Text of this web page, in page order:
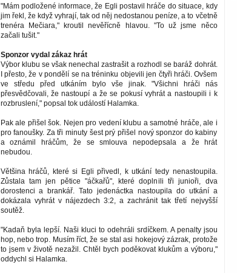
"Mám podložené informace, že Egli postavil hráče do situace, kdy
jim řekl, že když vyhrají, tak od něj nedostanou peníze, a to včetně
trenéra Mečiara," kroutil nevěřícně hlavou. "To už jsme něco
začali tušit."
Sponzor vydal zákaz hrát
Výbor klubu se však nenechal zastrašit a rozhodl se baráž dohrát.
I přesto, že v pondělí se na tréninku objevili jen čtyři hráči. Ovšem
ve středu před utkáním bylo vše jinak. "Všichni hráči nás
přesvědčovali, že nastoupí a že se pokusí vyhrát a nastoupili i k
rozbruslení," popsal tok událostí Halamka.
Pak ale přišel šok. Nejen pro vedení klubu a samotné hráče, ale i
pro fanoušky. Za tři minuty šest prý přišel nový sponzor do kabiny
a oznámil hráčům, že se smlouva nepodepsala a že hrát
nebudou.
Většina hráčů, které si Egli přivedl, k utkání tedy nenastoupila.
Zůstala tam jen pětice "áčkařů", které doplnili tři junioři, dva
dorostenci a brankář. Tato jedenáctka nastoupila do utkání a
dokázala vyhrát v nájezdech 3:2, a zachránit tak třetí nejvyšší
soutěž.
"Kadaň byla lepší. Naši kluci to odehráli srdíčkem. A penalty jsou
hop, nebo trop. Musím říct, že se stal asi hokejový zázrak, protože
to jsem v životě nezažil. Chtěl bych poděkovat klukům a výboru,"
oddychl si Halamka.